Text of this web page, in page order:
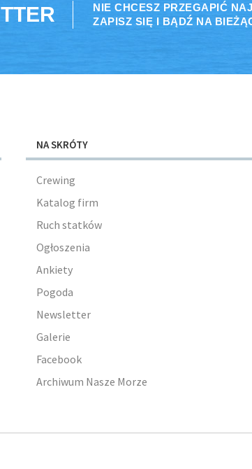
NIE CHCESZ PRZEGAPIĆ
ZAPISZ SIĘ I BĄDŹ NA
NA SKRÓTY
Crewing
Katalog firm
Ruch statków
Ogłoszenia
Ankiety
Pogoda
Newsletter
Galerie
Facebook
Archiwum Nasze Morze